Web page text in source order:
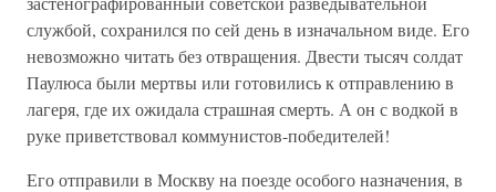
службой, сохранился по сей день в изначальном виде. Его
невозможно читать без отвращения. Двести тысяч солдат
Паулюса были мертвы или готовились к отправлению в
лагеря, где их ожидала страшная смерть. А он с водкой в
руке приветствовал коммунистов-победителей!
Его отправили в Москву на поезде особого назначения, в